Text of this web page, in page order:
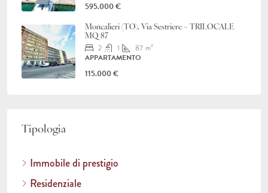
595.000 €
Moncalieri (TO), Via Sestriere – TRILOCALE
MQ 87
2 1 87 m²
APPARTAMENTO
115.000 €
Tipologia
Immobile di prestigio
Residenziale